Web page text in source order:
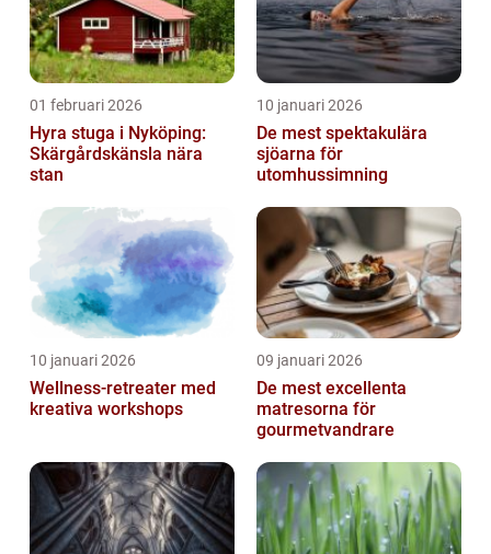
01 februari 2026
Hyra stuga i Nyköping:
Skärgårdskänsla nära
stan
10 januari 2026
De mest spektakulära
sjöarna för
utomhussimning
10 januari 2026
Wellness-retreater med
kreativa workshops
09 januari 2026
De mest excellenta
matresorna för
gourmetvandrare